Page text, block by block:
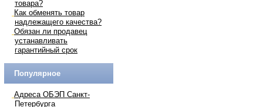
товара?
Как обменять товар
надлежащего качества?
Обязан ли продавец
устанавливать
гарантийный срок
Популярное
Адреса ОБЭП Санкт-
Петербурга